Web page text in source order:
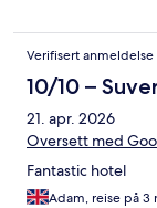
Verifisert anmeldelse
10/10 –
21. apr. 2026
Oversett med
Fantastic hotel
Adam, reise på 3